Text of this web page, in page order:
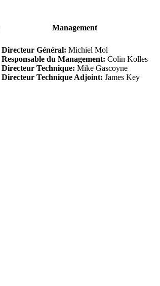
Management
Directeur Général: Michiel Mol
Responsable du Management: Colin Kolles
Directeur Technique: Mike Gascoyne
Directeur Technique Adjoint: James Key